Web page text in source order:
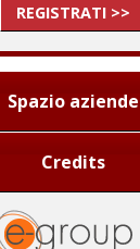
REGISTRATI >>
Spazio aziende
Credits